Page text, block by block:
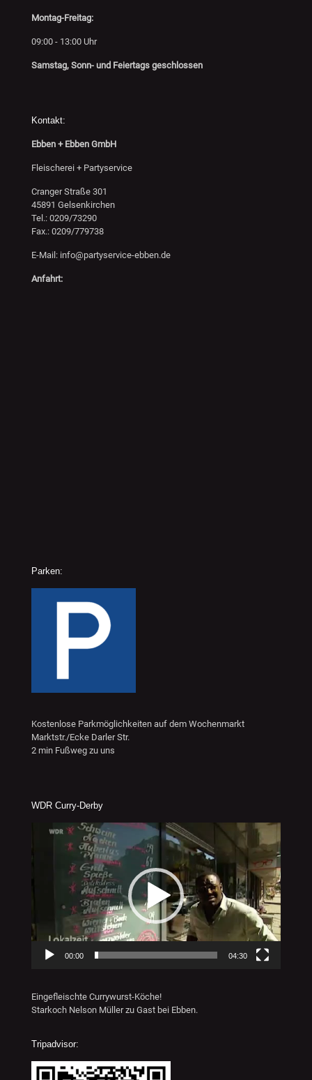
Montag-Freitag:
09:00 - 13:00 Uhr
Samstag, Sonn- und Feiertags geschlossen
Kontakt:
Ebben + Ebben GmbH
Fleischerei + Partyservice
Cranger Straße 301
45891 Gelsenkirchen
Tel.: 0209/73290
Fax.: 0209/779738
E-Mail: info@partyservice-ebben.de
Anfahrt:
Parken:
Kostenlose Parkmöglichkeiten auf dem Wochenmarkt
Marktstr./Ecke Darler Str.
2 min Fußweg zu uns
WDR Curry-Derby
Video-
00:00 04:30
Eingefleischte Currywurst-Köche!
Starkoch Nelson Müller zu Gast bei Ebben.
Tripadvisor: